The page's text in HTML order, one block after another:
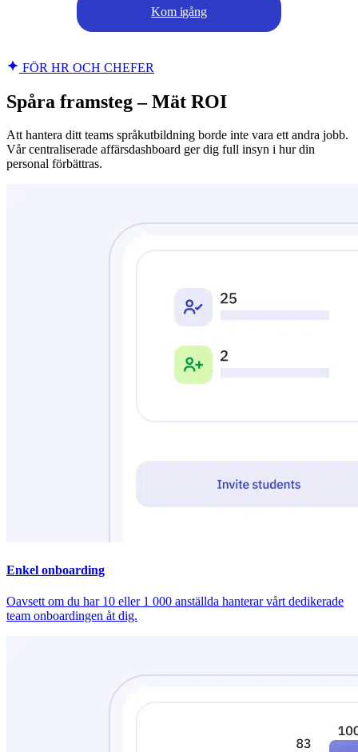
Kom igång
FÖR HR OCH CHEFER
Spåra framsteg – Mät ROI
Att hantera ditt teams språkutbildning borde inte vara ett andra jobb.
Vår centraliserade affärsdashboard ger dig full insyn i hur din
personal förbättras.
Enkel onboarding
Oavsett om du har 10 eller 1 000 anställda hanterar vårt dedikerade
team onboardingen åt dig.